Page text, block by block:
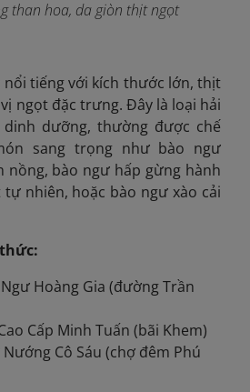
than hoa, da giòn thịt ngọt
nổi tiếng với kích thước lớn, thịt
ngọt đặc trưng. Đây là loại hải
dinh dưỡng, thường được chế
sang trọng như bào ngư
bào ngư hấp gừng hành
nhiên, hoặc bào ngư xào cải
Hoàng Gia (đường Trần
Cấp Minh Tuấn (bãi Khem)
Cô Sáu (chợ đêm Phú